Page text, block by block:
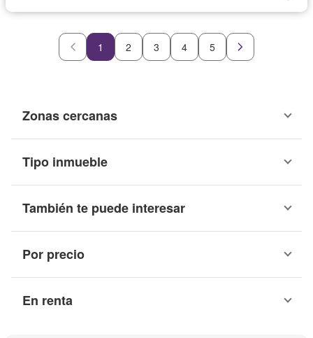
1 2 3 4 5
Zonas cercanas
Tipo inmueble
También te puede interesar
Por precio
En renta